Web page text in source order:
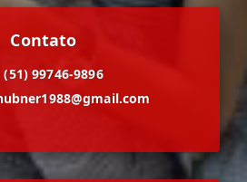
Contato
(51) 99746-9896